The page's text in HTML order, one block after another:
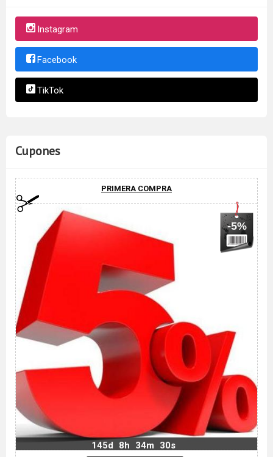
Instagram
Facebook
TikTok
Cupones
PRIMERA COMPRA
-5%
145d 8h 34m 29s